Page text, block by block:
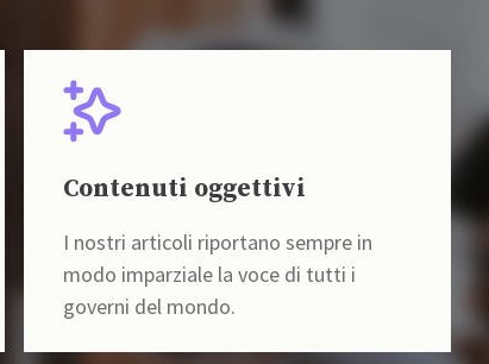
Contenuti oggettivi
I nostri articoli riportano sempre in
modo imparziale la voce di tutti i
governi del mondo.